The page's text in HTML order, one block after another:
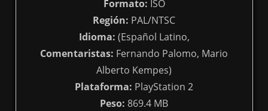
Formato: ISO
Región: PAL/NTSC
Idioma: (Español Latino,
Comentaristas: Fernando Palomo, Mario
Alberto Kempes)
Plataforma: PlayStation 2
Peso: 869.4 MB